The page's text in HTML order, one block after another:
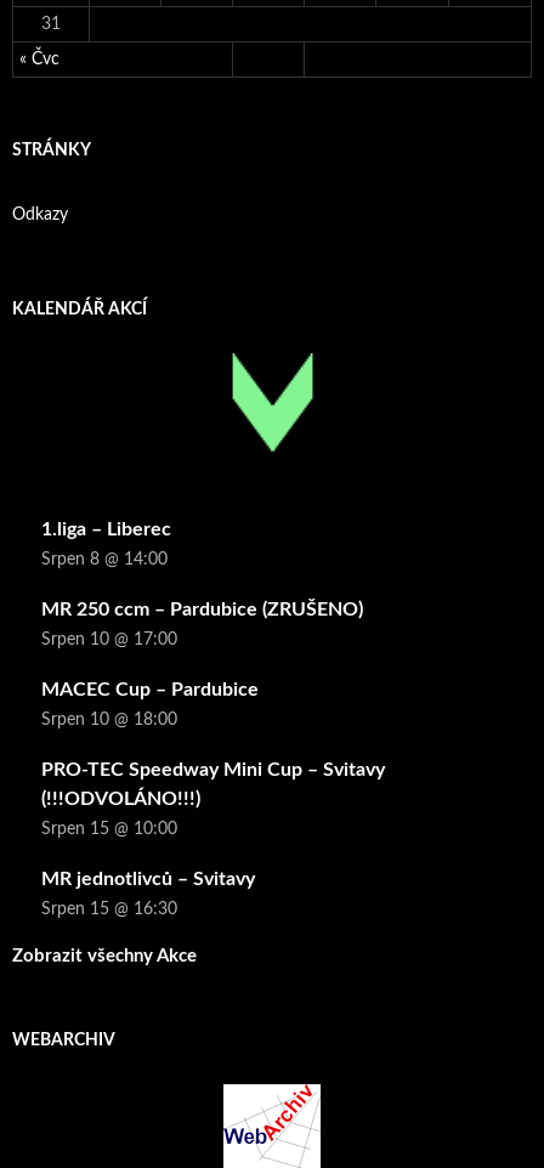
« Čvc
31
STRÁNKY
Odkazy
KALENDÁŘ AKCÍ
1.liga – Liberec
Srpen 8 @ 14:00
MR 250 ccm – Pardubice (ZRUŠENO)
Srpen 10 @ 17:00
MACEC Cup – Pardubice
Srpen 10 @ 18:00
PRO-TEC Speedway Mini Cup – Svitavy
(!!!ODVOLÁNO!!!)
Srpen 15 @ 10:00
MR jednotlivců – Svitavy
Srpen 15 @ 16:30
Zobrazit všechny Akce
WEBARCHIV